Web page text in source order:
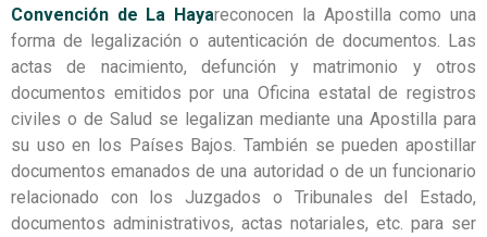
Convención de La Hayareconocen la Apostilla como una
forma de legalización o autenticación de documentos. Las
actas de nacimiento, defunción y matrimonio y otros
documentos emitidos por una Oficina estatal de registros
civiles o de Salud se legalizan mediante una Apostilla para
su uso en los Países Bajos. También se pueden apostillar
documentos emanados de una autoridad o de un funcionario
relacionado con los Juzgados o Tribunales del Estado,
documentos administrativos, actas notariales, etc. para ser